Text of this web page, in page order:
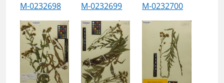
M-0232698 M-0232699 M-0232700